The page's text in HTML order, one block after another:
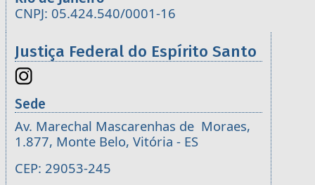
CNPJ: 05.424.540/0001-16
Justiça Federal do Espírito Santo
Sede
Av. Marechal Mascarenhas de Moraes,
1.877, Monte Belo, Vitória - ES
CEP: 29053-245